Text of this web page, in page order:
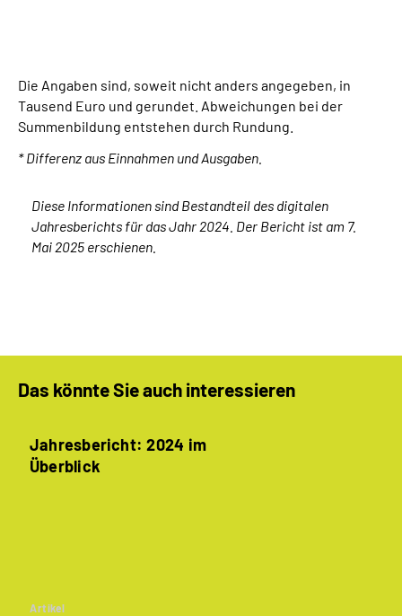
Die Angaben sind, soweit nicht anders angegeben, in
Tausend Euro und gerundet. Abweichungen bei der
Summenbildung entstehen durch Rundung.
* Differenz aus Einnahmen und Ausgaben.
Diese Informationen sind Bestandteil des digitalen
Jahresberichts für das Jahr 2024. Der Bericht ist am 7.
Mai 2025 erschienen.
Das könnte Sie auch interessieren
Jahresbericht: 2024 im
Überblick
Artikel